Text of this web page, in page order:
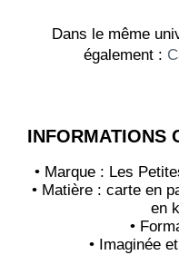
Dans le même
également :
INFORMATIONS
• Marque : Les
• Matière : carte en
en
•
• Imaginée